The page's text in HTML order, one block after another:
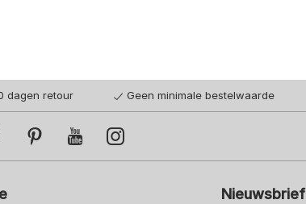
dagen retour Geen minimale bestelwaarde
Nieuwsbrief